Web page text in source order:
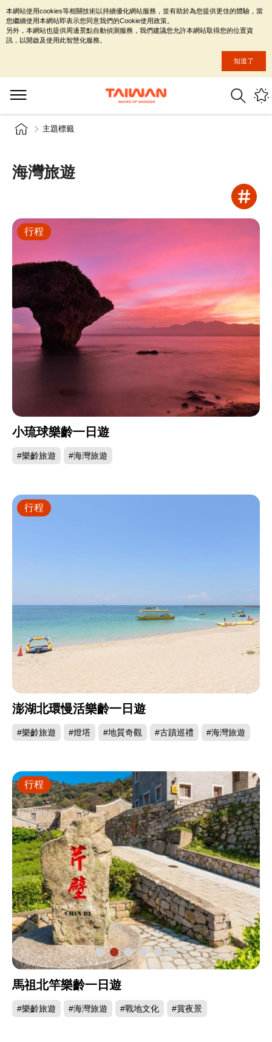
主題標籤
海灣旅遊
小琉球樂齡一日遊
#樂齡旅遊 #海灣旅遊
行程
澎湖北環慢活樂齡一日遊
#樂齡旅遊 #燈塔 #地質奇觀 #古蹟巡禮 #海灣旅遊
行程
馬祖北竿樂齡一日遊
#樂齡旅遊 #海灣旅遊 #戰地文化 #賞夜景
行程
本網站使用cookies等相關技術以持續優化網站服務，並有助於為您提供更佳的體驗，當
您繼續使用本網站即表示您同意我們的Cookie使用政策。
另外，本網站也提供周邊景點自動偵測服務，我們建議您允許本網站取得您的位置資
訊，以開啟及使用此智慧化服務。
知道了